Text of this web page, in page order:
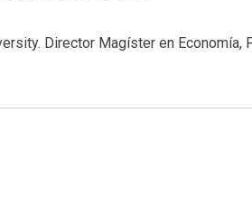
Director Magíster en Economía,